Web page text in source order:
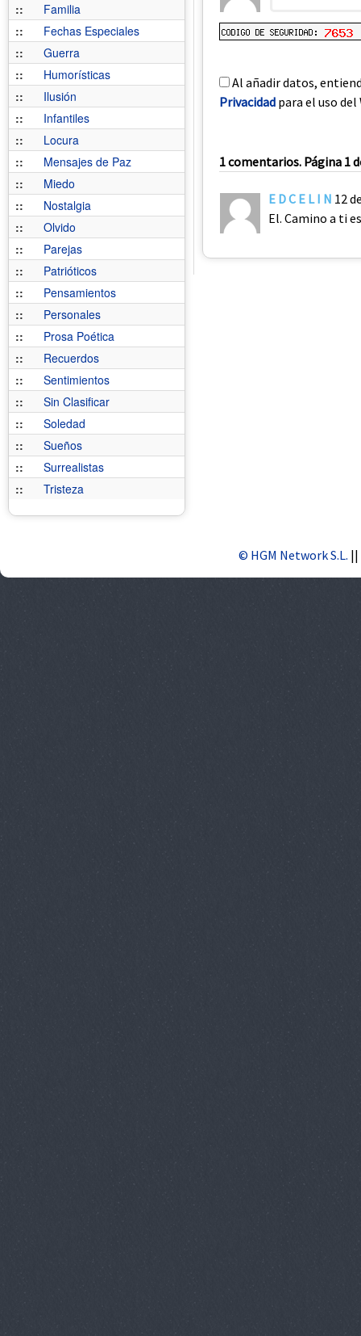
::
Familia
::
Fechas Especiales
::
Guerra
::
Humorísticas
::
Ilusión
::
Infantiles
::
Locura
::
Mensajes de Paz
::
Miedo
::
Nostalgia
::
Olvido
::
Parejas
::
Patrióticos
::
Pensamientos
::
Personales
::
Prosa Poética
::
Recuerdos
::
Sentimientos
::
Sin Clasificar
::
Soledad
::
Sueños
::
Surrealistas
::
Tristeza
Al añadir datos,
Privacidad para el uso del
1 comentarios. Página 1
E D C E L I N 12
El. Camino a ti
© HGM Network S.L. ||